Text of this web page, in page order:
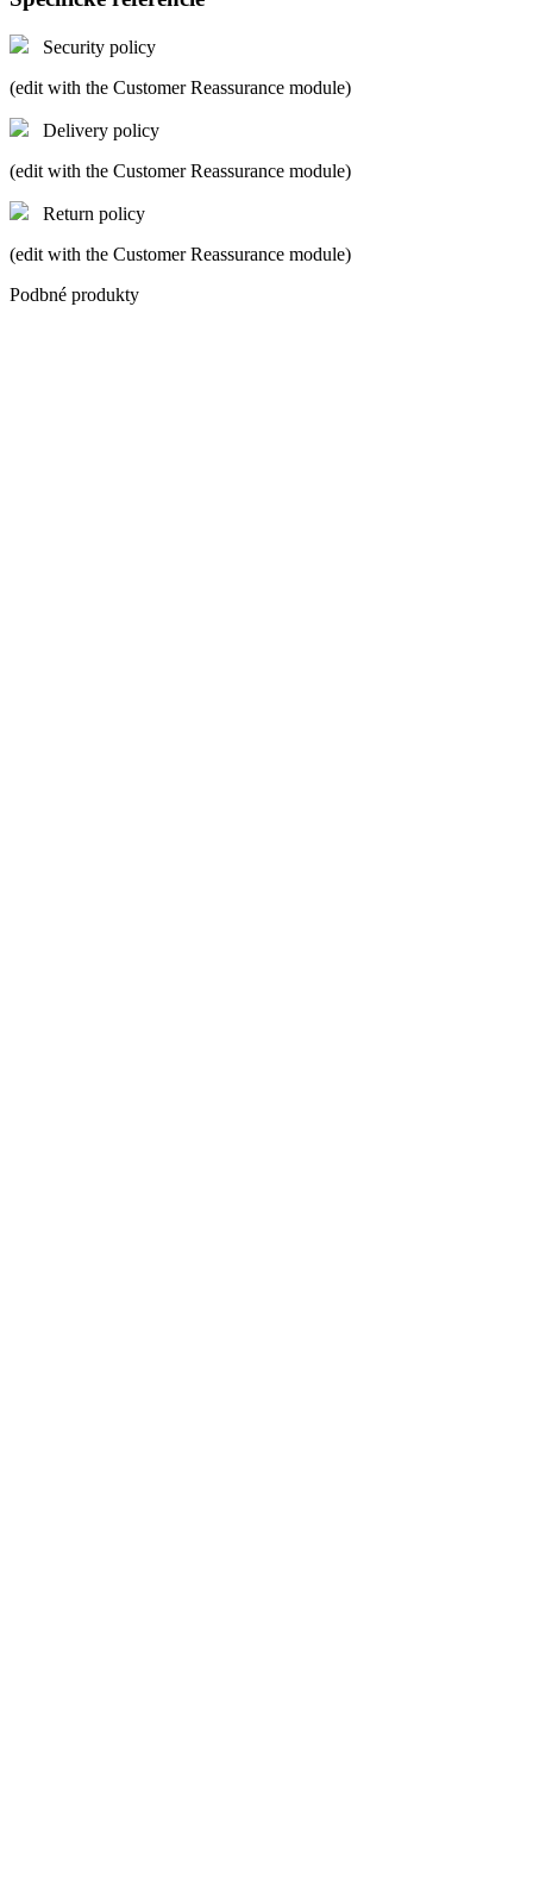
Security policy
(edit with the Customer Reassurance module)
Delivery policy
(edit with the Customer Reassurance module)
Return policy
(edit with the Customer Reassurance module)
Podbné produkty